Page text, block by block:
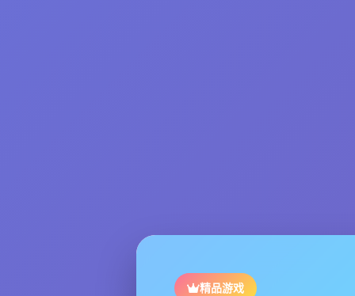
精品游戏